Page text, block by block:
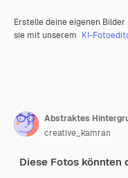
Erstelle deine eigenen
sie mit unserem KI-
Abstraktes
creative_kamran
Diese Fotos könnten